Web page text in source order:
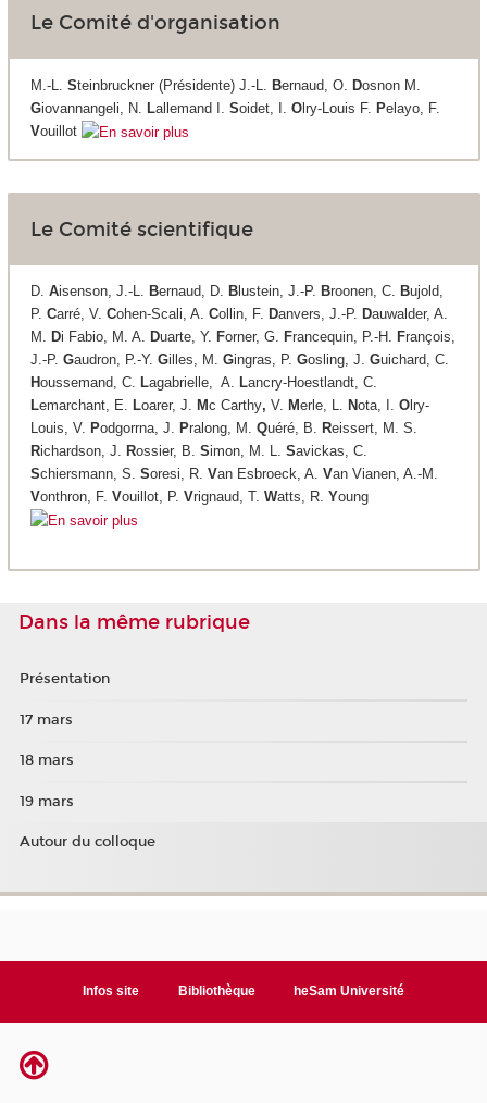
Le Comité d'organisation
M.-L. Steinbruckner (Présidente) J.-L. Bernaud, O. Dosnon M.
Giovannangeli, N. Lallemand I. Soidet, I. Olry-Louis F. Pelayo, F.
Vouillot
Le Comité scientifique
D. Aisenson, J.-L. Bernaud, D. Blustein, J.-P. Broonen, C. Bujold,
P. Carré, V. Cohen-Scali, A. Collin, F. Danvers, J.-P. Dauwalder, A.
M. Di Fabio, M. A. Duarte, Y. Forner, G. Francequin, P.-H. François,
J.-P. Gaudron, P.-Y. Gilles, M. Gingras, P. Gosling, J. Guichard, C.
Houssemand, C. Lagabrielle, A. Lancry-Hoestlandt, C.
Lemarchant, E. Loarer, J. Mc Carthy, V. Merle, L. Nota, I. Olry-
Louis, V. Podgorrna, J. Pralong, M. Quéré, B. Reissert, M. S.
Richardson, J. Rossier, B. Simon, M. L. Savickas, C.
Schiersmann, S. Soresi, R. Van Esbroeck, A. Van Vianen, A.-M.
Vonthron, F. Vouillot, P. Vrignaud, T. Watts, R. Young
Dans la même rubrique
Présentation
17 mars
18 mars
19 mars
Autour du colloque
Infos site Bibliothèque heSam Université